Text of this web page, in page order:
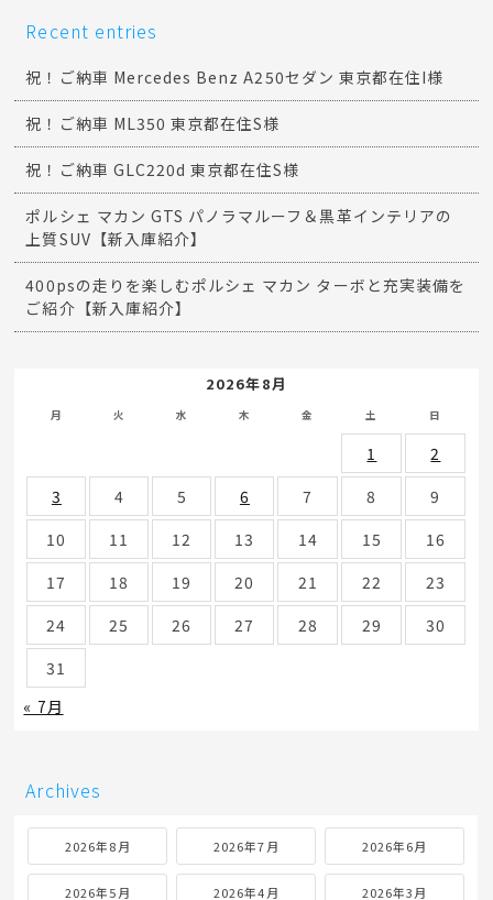
Recent entries
祝！ご納車 Mercedes Benz A250セダン 東京都在住I様
祝！ご納車 ML350 東京都在住S様
祝！ご納車 GLC220d 東京都在住S様
ポルシェ マカン GTS パノラマルーフ＆黒革インテリアの
上質SUV【新入庫紹介】
400psの走りを楽しむポルシェ マカン ターボと充実装備を
ご紹介【新入庫紹介】
2026年8月
月 火 水 木 金 土 日
1
2
3
4 5 6 7 8
9
10
11 12 13 14 15
16
17
18 19 20 21 22
23
24
25 26 27 28 29
30
31
« 7月
Archives
2026年8月 2026年7月 2026年6月
2026年5月 2026年4月 2026年3月